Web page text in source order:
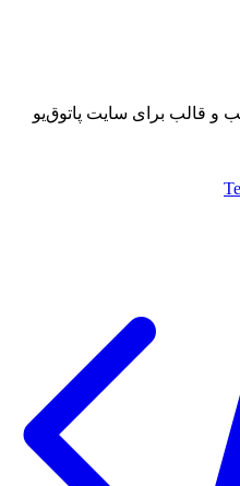
و قالب برای سایت پاتوق‌یو